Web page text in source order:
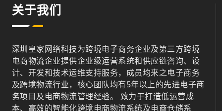
关于我们
深圳皇家网络科技为跨境电子商务企业及第三方跨境
电商物流企业提供企业级运营系统和供应链咨询、设
计、开发和技术运维支持服务，成员均来之电子商务
及跨境物流行业，核心团队均有5年以上的先进电子商
务项目及电商物流管理经验。 致力于打造低运营成
本、高效的智能化跨境电商物流系统及电商仓储系